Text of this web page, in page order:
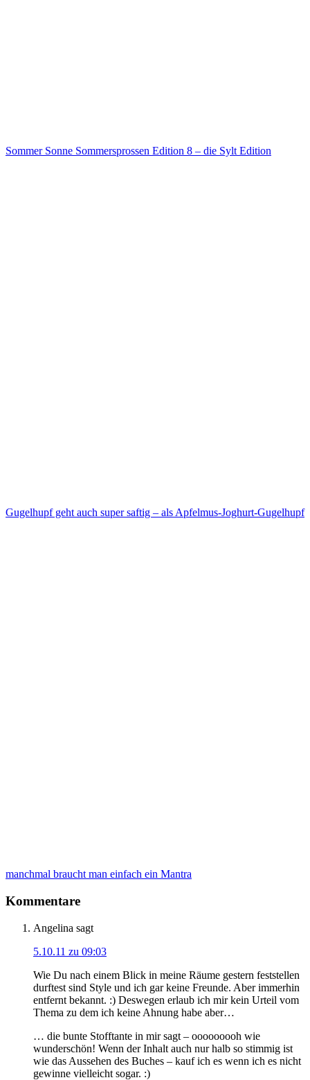
Sommer Sonne Sommersprossen Edition 8 – die Sylt Edition
Gugelhupf geht auch super saftig – als Apfelmus-Joghurt-Gugelhupf
manchmal braucht man einfach ein Mantra
Kommentare
Angelina sagt
5.10.11 zu 09:03
Wie Du nach einem Blick in meine Räume gestern feststellen
durftest sind Style und ich gar keine Freunde. Aber immerhin
entfernt bekannt. :) Deswegen erlaub ich mir kein Urteil vom
Thema zu dem ich keine Ahnung habe aber…
… die bunte Stofftante in mir sagt – ooooooooh wie
wunderschön! Wenn der Inhalt auch nur halb so stimmig ist
wie das Aussehen des Buches – kauf ich es wenn ich es nicht
gewinne vielleicht sogar. :)